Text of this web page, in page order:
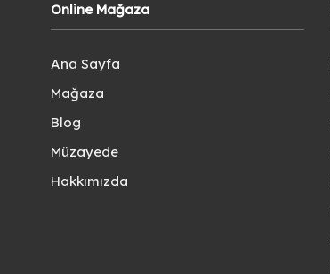
Online Mağaza
Ana Sayfa
Mağaza
Blog
Müzayede
Hakkımızda